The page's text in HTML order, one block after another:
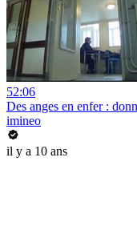
52:06
Des anges en enfer :
imineo
il y a 10 ans